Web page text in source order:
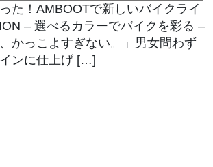
た！AMBOOTで新しいバイクライ
– 選べるカラーでバイクを彩る –
かっこよすぎない。」男女問わず
ンに仕上げ […]